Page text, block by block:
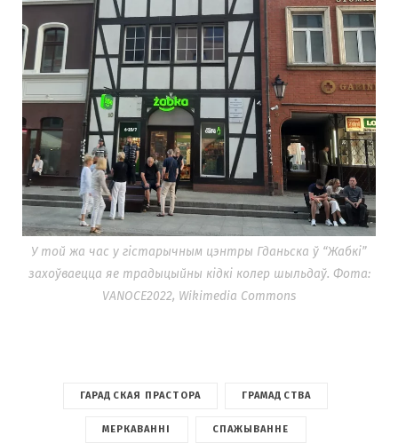
У той жа час у гістарычным цэнтры Гданьска ў “Жабкі”
захоўваецца яе традыцыйны кідкі колер шыльдаў. Фота:
VANOCE2022, Wikimedia Commons
ГАРАДСКАЯ ПРАСТОРА ГРАМАДСТВА
МЕРКАВАННІ СПАЖЫВАННЕ